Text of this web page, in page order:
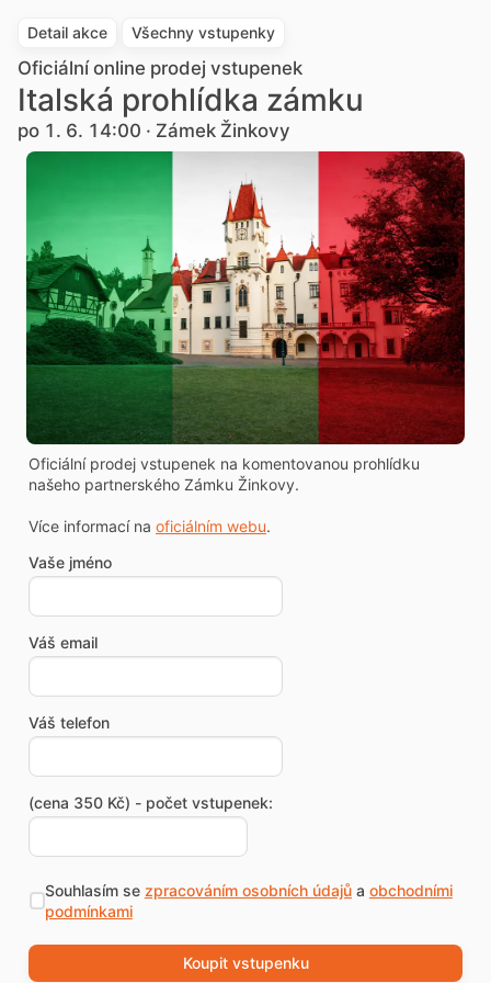
Detail akce Všechny vstupenky
Oficiální online prodej vstupenek
Italská prohlídka zámku
po 1. 6. 14:00 · Zámek Žinkovy
Oficiální prodej vstupenek na komentovanou prohlídku
našeho partnerského Zámku Žinkovy.
Více informací na oficiálním webu.
Vaše jméno
Váš email
Váš telefon
(cena 350 Kč) - počet vstupenek:
Souhlasím se zpracováním osobních údajůa obchodními
podmínkami
Koupit vstupenku